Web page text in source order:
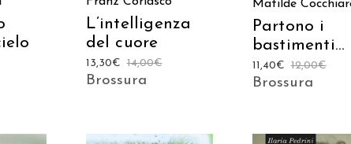
L’intelligenza
del cuore
14,00€
13,30€
Brossura
Matilde
Partono i
bastimenti…
12,00€
11,40€
Brossura